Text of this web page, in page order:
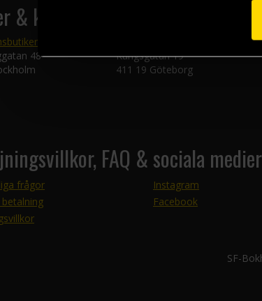
& kundtjänst
48
Kungsgatan 19
411 19 Göteborg
FAQ & sociala medier
frågor
Instagram
Facebook
SF-